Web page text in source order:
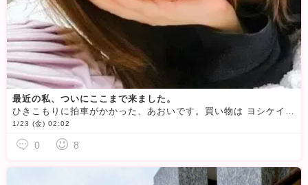
最近の私、ついにここまで来ました。
ひきこもりに拍車がかかった、あおいです。買い物は ヨシケイ様 にお願いし、日用品は アマゾン様 にお願いし、スーパーへ行かなくなった干物女でございまする……。寒くなるとね、もうダメですね。外に出る気力
1/23 (金) 02:02
0 8